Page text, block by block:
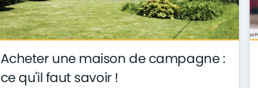
Acheter une maison de campagne :
ce qu'il faut savoir !